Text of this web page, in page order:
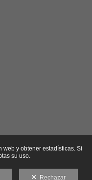
y obtener estadísticas. Si
su uso.
Rechazar